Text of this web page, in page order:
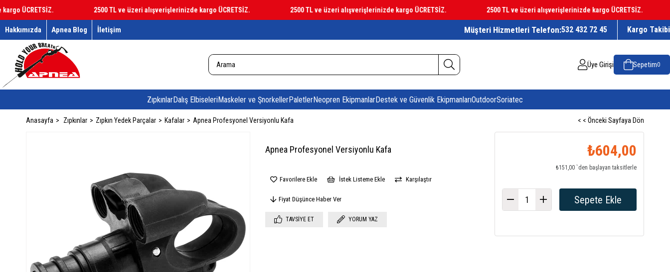
ÜCRETSİZ. 2500 TL ve üzeri alışverişlerinizde kargo ÜCRETSİZ. 2500 TL ve üzeri alışverişlerinizde kargo ÜCRETSİZ. 2500 TL ve üzeri alışverişlerinizde kargo ÜCRETSİZ.
Hakkımızda Apnea Blog İletişim Müşteri Hizmetleri Telefon:532 432 72 45 Kargo Takibi
Üye Girişi Sepetim0
ZıpkınlarDalış ElbiseleriMaskeler ve ŞnorkellerPaletlerNeopren EkipmanlarDestek ve Güvenlik EkipmanlarıOutdoorSoriatec
Anasayfa Zıpkınlar Zıpkın Yedek Parçalar Kafalar Apnea Profesyonel Versiyonlu Kafa < < Önceki Sayfaya Dön
Apnea Profesyonel Versiyonlu Kafa
Favorilere Ekle İstek Listeme Ekle Karşılaştır
Fiyat Düşünce Haber Ver
TAVSIYE ET YORUM YAZ
₺604,00
₺151,00 `den başlayan taksitlerle